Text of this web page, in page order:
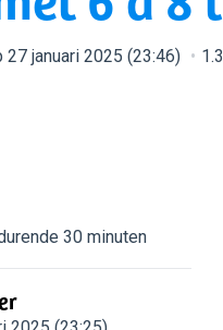
27 januari 2025 (23:46)
30 minuten